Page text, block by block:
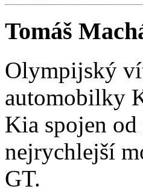
Tomáš
Olympijský
automobilky
Kia spojen
nejrychlejší
GT.